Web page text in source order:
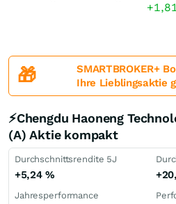
🎁
SMARTBROKER+
Ihre Lieblingsaktie
⚡Chengdu Haoneng
(A) Aktie kompakt
Durchschnittsrendite 5J
+5,24%
Jahresperformance